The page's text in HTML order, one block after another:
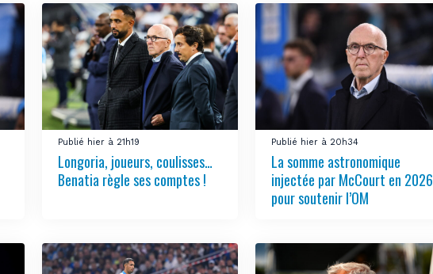
Publié hier à 21h19
Longoria, joueurs, coulisses…
Benatia règle ses comptes !
Publié hier à 20h34
La somme astronomique
injectée par McCourt en 2026
pour soutenir l’OM